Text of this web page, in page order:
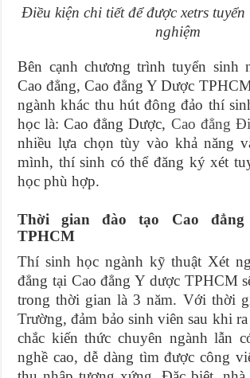
Điều kiện chi tiết để được xetrs
nghiệm
Bên cạnh chương trình tuyển sinh
Cao đẳng, Cao đẳng Y Dược
ngành khác thu hút đông đảo thí
học là: Cao đẳng Dược, Cao đẳng
nhiều lựa chọn tùy vào khả năng
mình, thí sinh có thể đăng ký xét
học phù hợp.
Thời gian đào tạo Cao đẳng
TPHCM
Thí sinh học ngành kỹ thuật Xét
đẳng tại Cao đẳng Y dược TPHCM
trong thời gian là 3 năm. Với thời
Trường, đảm bảo sinh viên sau khi
chắc kiến thức chuyên ngành lẫn
nghề cao, dễ dàng tìm được công